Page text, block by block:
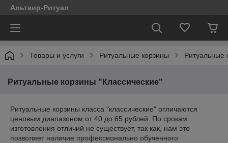
Альтаир-Ритуал
Товары и услуги Ритуальные корзины Ритуальные
Ритуальные корзины "Классические"
Ритуальные корзины класса "классические" отличаются
ценовым диапазоном от 40 до 65 рублей. По срокам
изготовления отличий не существует, так как, нам это
позволяет наличие профессионально обученного